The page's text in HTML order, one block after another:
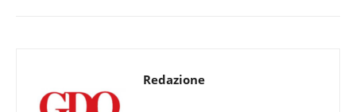
Redazione